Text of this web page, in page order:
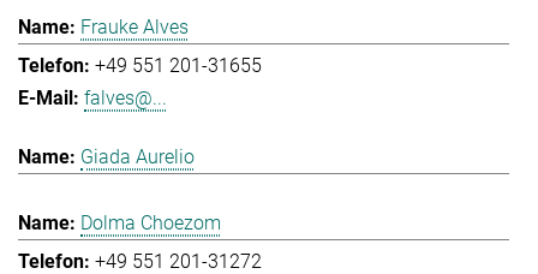
Frauke Alves
+49 551 201-31655
falves@...
Giada Aurelio
Dolma Choezom
+49 551 201-31272